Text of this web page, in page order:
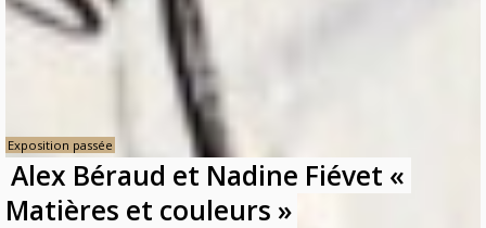
Exposition passée
Alex Béraud et Nadine Fiévet «
Matières et couleurs »